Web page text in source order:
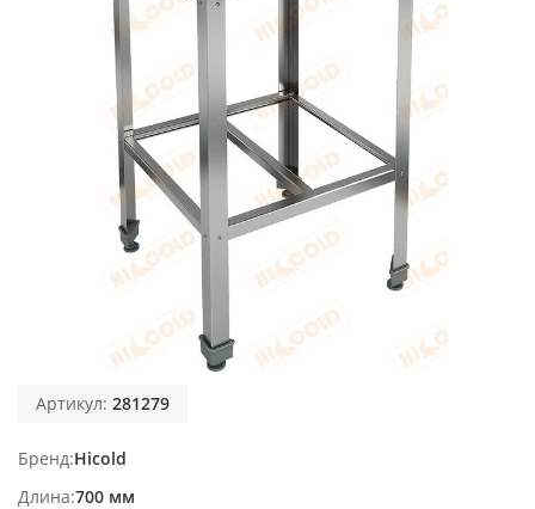
Артикул: 281279
Бренд Hicold
Длина 700 мм